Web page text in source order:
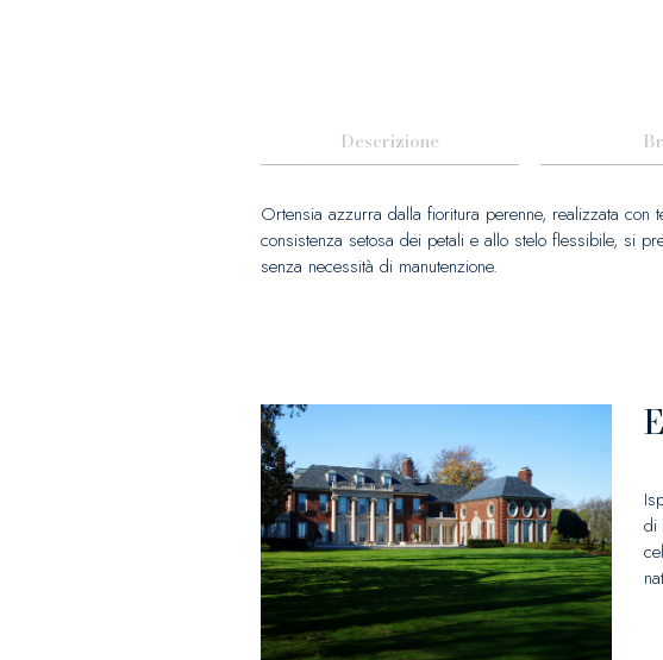
Descrizione
Ortensia azzurra dalla fioritura perenne, realizzata con
consistenza setosa dei petali e allo stelo flessibile, si
senza necessità di manutenzione.
di